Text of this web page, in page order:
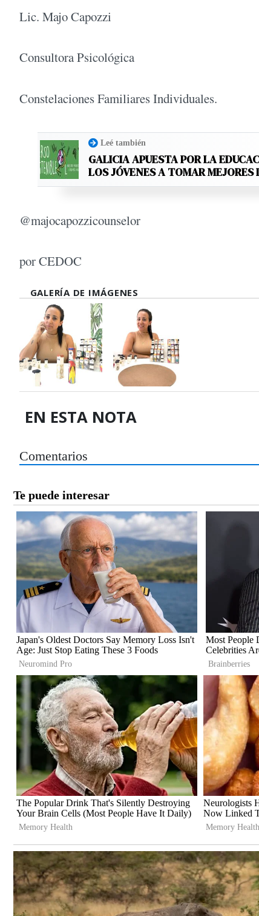
Lic. Majo Capozzi
Consultora Psicológica
Constelaciones Familiares Individuales.
Leé también
GALICIA APUESTA POR LA
LOS JÓVENES A TOMAR
@majocapozzicounselor
por CEDOC
GALERÍA DE IMÁGENES
EN ESTA NOTA
Comentarios